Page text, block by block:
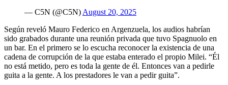
— C5N (@C5N) August 20, 2025
Según reveló Mauro Federico en Argenzuela, los audios habrían
sido grabados durante una reunión privada que tuvo Spagnuolo en
un bar. En el primero se lo escucha reconocer la existencia de una
cadena de corrupción de la que estaba enterado el propio Milei. “Él
no está metido, pero es toda la gente de él. Entonces van a pedirle
guita a la gente. A los prestadores le van a pedir guita”.